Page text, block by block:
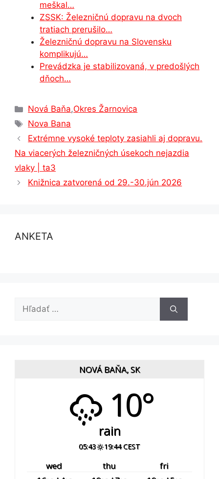
meškal…
ZSSK: Železničnú dopravu na dvoch
tratiach prerušilo…
Železničnú dopravu na Slovensku
komplikujú…
Prevádzka je stabilizovaná, v predošlých
dňoch…
Kategórie
Nová Baňa,Okres Žarnovica
Značky
Nova Bana
Extrémne vysoké teploty zasiahli aj dopravu.
Na viacerých železničných úsekoch nejazdia
vlaky | ta3
Knižnica zatvorená od 29.-30.jún 2026
ANKETA
Hľadať:
NOVÁ BAŇA, SK
10°
rain
05:43 19:44 CEST
wed thu
fri